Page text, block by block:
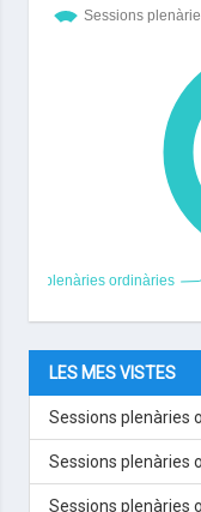
LES MES VISTES
Sessions plenàries
Sessions plenàries
Sessions plenàries